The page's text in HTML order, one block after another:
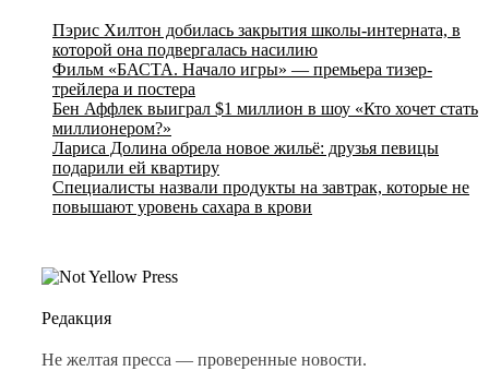
Пэрис Хилтон добилась закрытия школы-интерната, в
которой она подвергалась насилию
Фильм «БАСТА. Начало игры» — премьера тизер-
трейлера и постера
Бен Аффлек выиграл $1 миллион в шоу «Кто хочет стать
миллионером?»
Лариса Долина обрела новое жильё: друзья певицы
подарили ей квартиру
Специалисты назвали продукты на завтрак, которые не
повышают уровень сахара в крови
Редакция
Не желтая пресса — проверенные новости.